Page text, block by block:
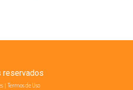
| Termos de Uso